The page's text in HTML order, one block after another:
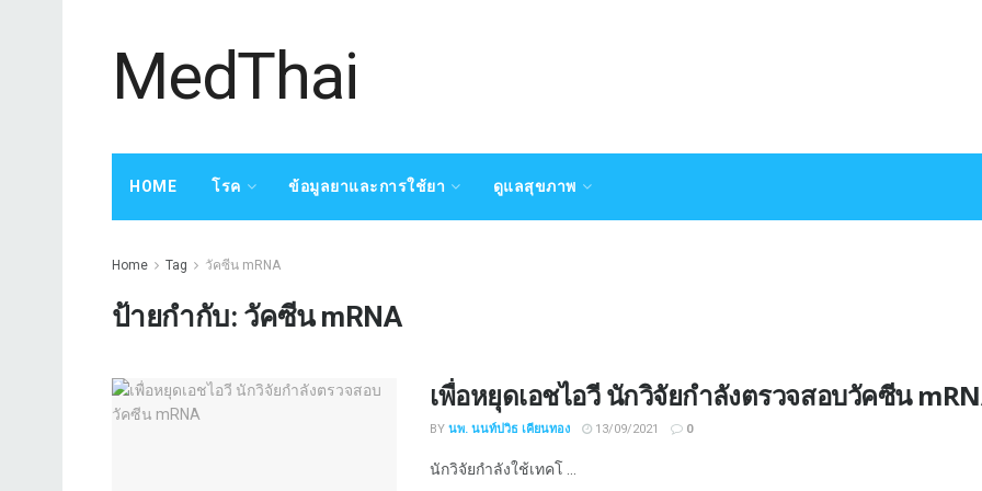
MedThai
HOME โรค ข้อมูลยาและการใช้ยา ดูแลสุขภาพ
Home Tag วัคซีน mRNA
ป้ายกำกับ: วัคซีน mRNA
เพื่อหยุดเอชไอวี นักวิจัยกำลังตรวจสอบวัคซีน
BY นพ. นนท์ปวิธ เคียนทอง 13/09/2021 0
นักวิจัยกำลังใช้เทคโ ...